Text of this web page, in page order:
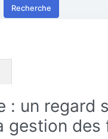
Recherche
: un regard
gestion des